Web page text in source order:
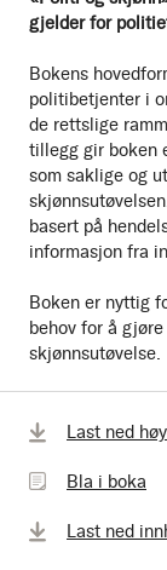
gjelder for
Bokens
politibetjenter i
de rettslige
tillegg gir boken
som saklige og
basert på
informasjon fra
Boken er nyttig
behov for å
skjønnsutøvelse.
Last ned
Bla
bokaBla i boka
Last ned